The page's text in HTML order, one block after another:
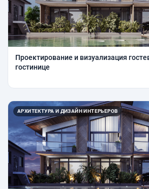
Проектирование и визуализация
гостинице
АРХИТЕКТУРА И ДИЗАЙН ИНТЕРЬЕРОВ